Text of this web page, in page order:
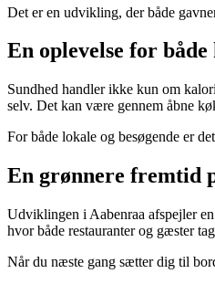
Det er en udvikling, der både
En oplevelse for
Sundhed handler ikke kun om
selv. Det kan være gennem åbne
For både lokale og besøgende er
En grønnere fremtid
Udviklingen i Aabenraa afspejler
hvor både restauranter og gæster
Når du næste gang sætter dig til